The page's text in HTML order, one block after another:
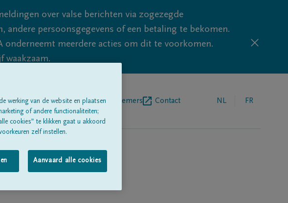
over valse berichten via zogezegde
persoonsgegevens of een betaling te bekomen.
meerdere acties om dit te voorkomen.
waakzaam.
Over onsBegrafenisondernemers Contact NL FR
werking van de website en plaatsen
of andere functionaliteiten;
cookies” te klikken gaat u akkoord
zelf instellen.
Aanvaard alle cookies